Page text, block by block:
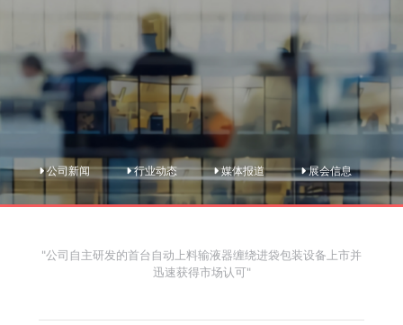
公司新闻 行业动态 媒体报道 展会信息
"公司自主研发的首台自动上料输液器缠绕进袋包装设备上市并
迅速获得市场认可"